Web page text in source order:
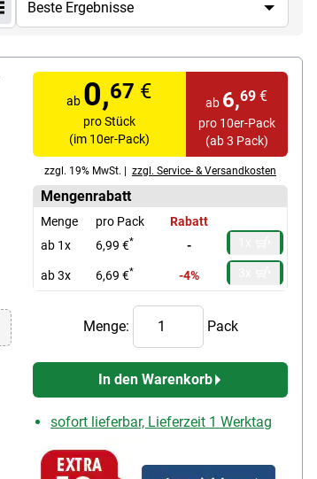
ab 0,67 €
pro Stück
(im 10er-Pack)
ab 6,69€
pro 10er-Pack
(ab 3 Pack)
zzgl. 19% MwSt. | zzgl. Service- & Versandkosten
Mengenrabatt
Menge pro Pack
Rabatt
ab 1x
6,99 €* -
ab 3x 6,69 €* -4%
Menge: Pack
In den Warenkorb
sofort lieferbar, Lieferzeit 1 Werktag